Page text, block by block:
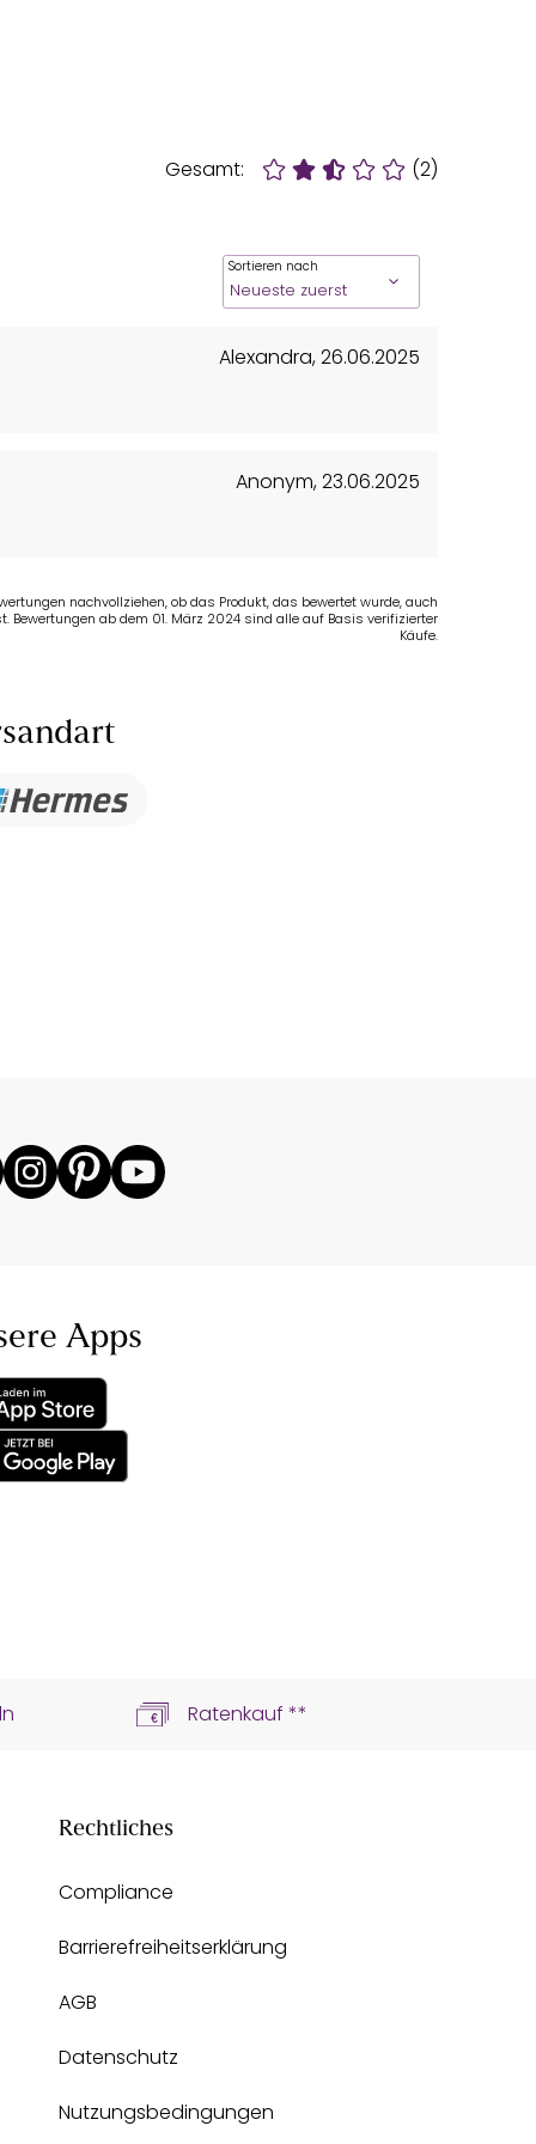
Gesamt: (2)
Sortieren nach
Alexandra,26.06.2025
Anonym,23.06.2025
nachvollziehen, ob das Produkt, das bewertet wurde, auch
Bewertungen ab dem 01. März 2024 sind alle auf Basis verifizierter
Käufe.
Apps
Ratenkauf **
Rechtliches
Compliance
Barrierefreiheitserklärung
AGB
Datenschutz
Nutzungsbedingungen